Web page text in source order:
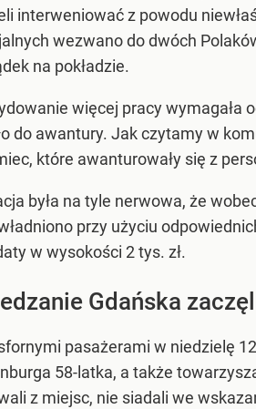
interweniować z powodu
wezwano do dwóch
na pokładzie.
więcej pracy wymagała
do awantury. Jak czytamy w
które awanturowały się z
była na tyle nerwowa, że
przy użyciu
w wysokości 2 tys. zł.
Gdańska
pasażerami w niedzielę
58-latka, a także
z miejsc, nie siadali we